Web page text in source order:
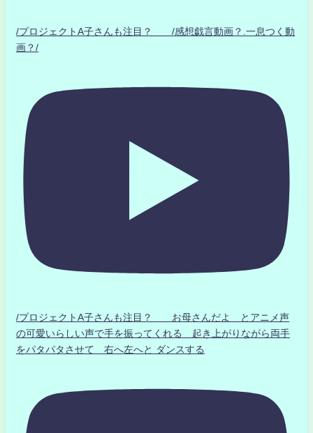
/プロジェクトA子さんも注目？ /感想戯言動画？.一息つく動
画？/
/プロジェクトA子さんも注目？ お母さんだよ とアニメ声
の可愛いらしい声で手を振ってくれる 起き上がりながら両手
をパタパタさせて 右へ左へと ダンスする